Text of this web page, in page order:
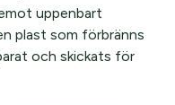
uppenbart
plast som förbränns
och skickats för